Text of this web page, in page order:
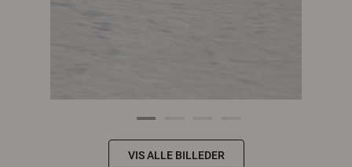
VIS ALLE BILLEDER